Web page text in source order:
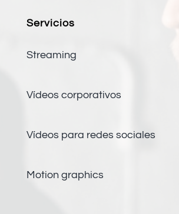
Servicios
Streaming
Vídeos corporativos
Vídeos para redes sociales
Motion graphics